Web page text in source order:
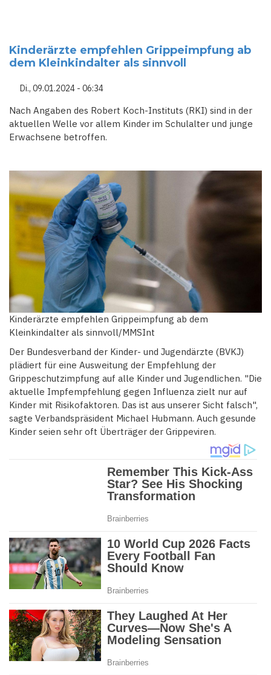
Kinderärzte empfehlen Grippeimpfung ab
dem Kleinkindalter als sinnvoll
Di., 09.01.2024 - 06:34
Nach Angaben des Robert Koch-Instituts (RKI) sind in der
aktuellen Welle vor allem Kinder im Schulalter und junge
Erwachsene betroffen.
Kinderärzte empfehlen Grippeimpfung ab dem
Kleinkindalter als sinnvoll/MMSInt
Der Bundesverband der Kinder- und Jugendärzte (BVKJ)
plädiert für eine Ausweitung der Empfehlung der
Grippeschutzimpfung auf alle Kinder und Jugendlichen. "Die
aktuelle Impfempfehlung gegen Influenza zielt nur auf
Kinder mit Risikofaktoren. Das ist aus unserer Sicht falsch",
sagte Verbandspräsident Michael Hubmann. Auch gesunde
Kinder seien sehr oft Überträger der Grippeviren.